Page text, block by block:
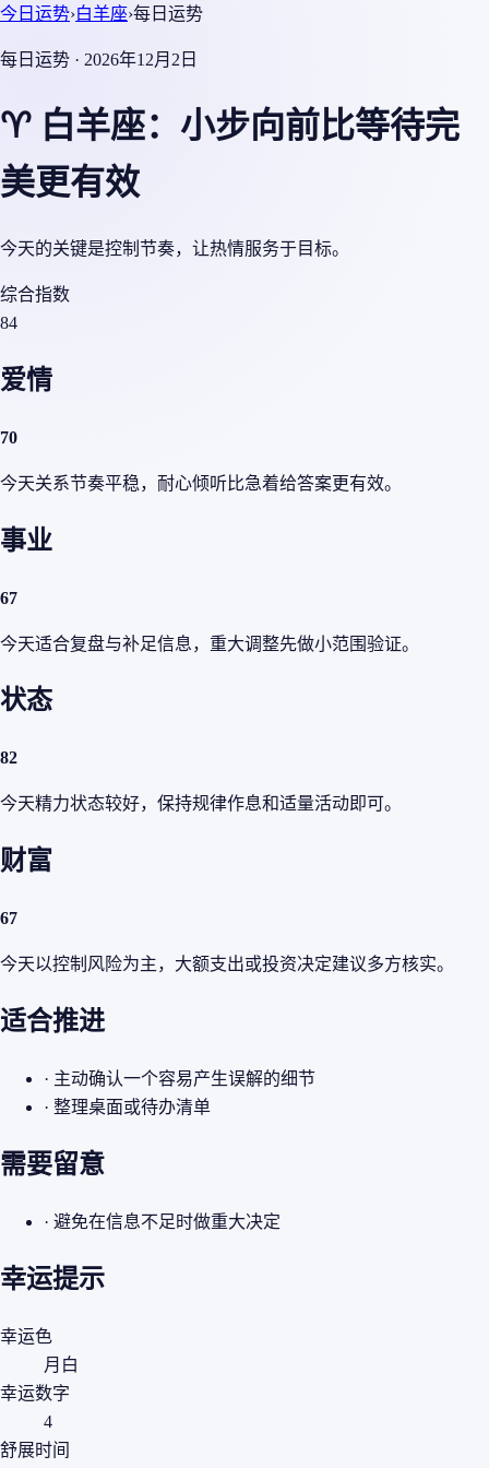
今日运势›白羊座›每日运势
每日运势 · 2026年12月2日
♈ 白羊座：小步向前比等待完
美更有效
今天的关键是控制节奏，让热情服务于目标。
综合指数
84
爱情
70
今天关系节奏平稳，耐心倾听比急着给答案更有效。
事业
67
今天适合复盘与补足信息，重大调整先做小范围验证。
状态
82
今天精力状态较好，保持规律作息和适量活动即可。
财富
67
今天以控制风险为主，大额支出或投资决定建议多方核实。
适合推进
· 主动确认一个容易产生误解的细节
· 整理桌面或待办清单
需要留意
· 避免在信息不足时做重大决定
幸运提示
幸运色
月白
幸运数字
4
舒展时间